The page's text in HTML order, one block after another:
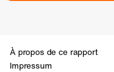
À propos de ce rapport
Impressum